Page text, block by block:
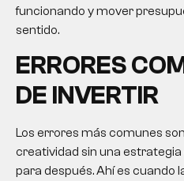
funcionando y mover
sentido.
ERRORES
DE INVERTIR
Los errores más comunes
creatividad sin una
para después. Ahí es cuando